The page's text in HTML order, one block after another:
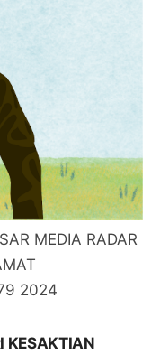
MEDIA RADAR
2024
KESAKTIAN